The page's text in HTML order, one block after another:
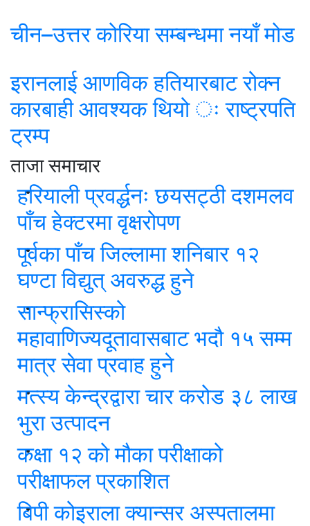
चीन–उत्तर कोरिया सम्बन्धमा नयाँ मोड
इरानलाई आणविक हतियारबाट रोक्न
कारबाही आवश्यक थियो ः राष्ट्रपति
ट्रम्प
ताजा समाचार
हरियाली प्रवर्द्धनः छयसट्ठी दशमलव
पाँच हेक्टरमा वृक्षरोपण
पूर्वका पाँच जिल्लामा शनिबार १२
घण्टा विद्युत् अवरुद्ध हुने
सान्फ्रासिस्को
महावाणिज्यदूतावासबाट भदौ १५ सम्म
मात्र सेवा प्रवाह हुने
मत्स्य केन्द्रद्वारा चार करोड ३८ लाख
भुरा उत्पादन
कक्षा १२ को मौका परीक्षाको
परीक्षाफल प्रकाशित
बिपी कोइराला क्यान्सर अस्पतालमा